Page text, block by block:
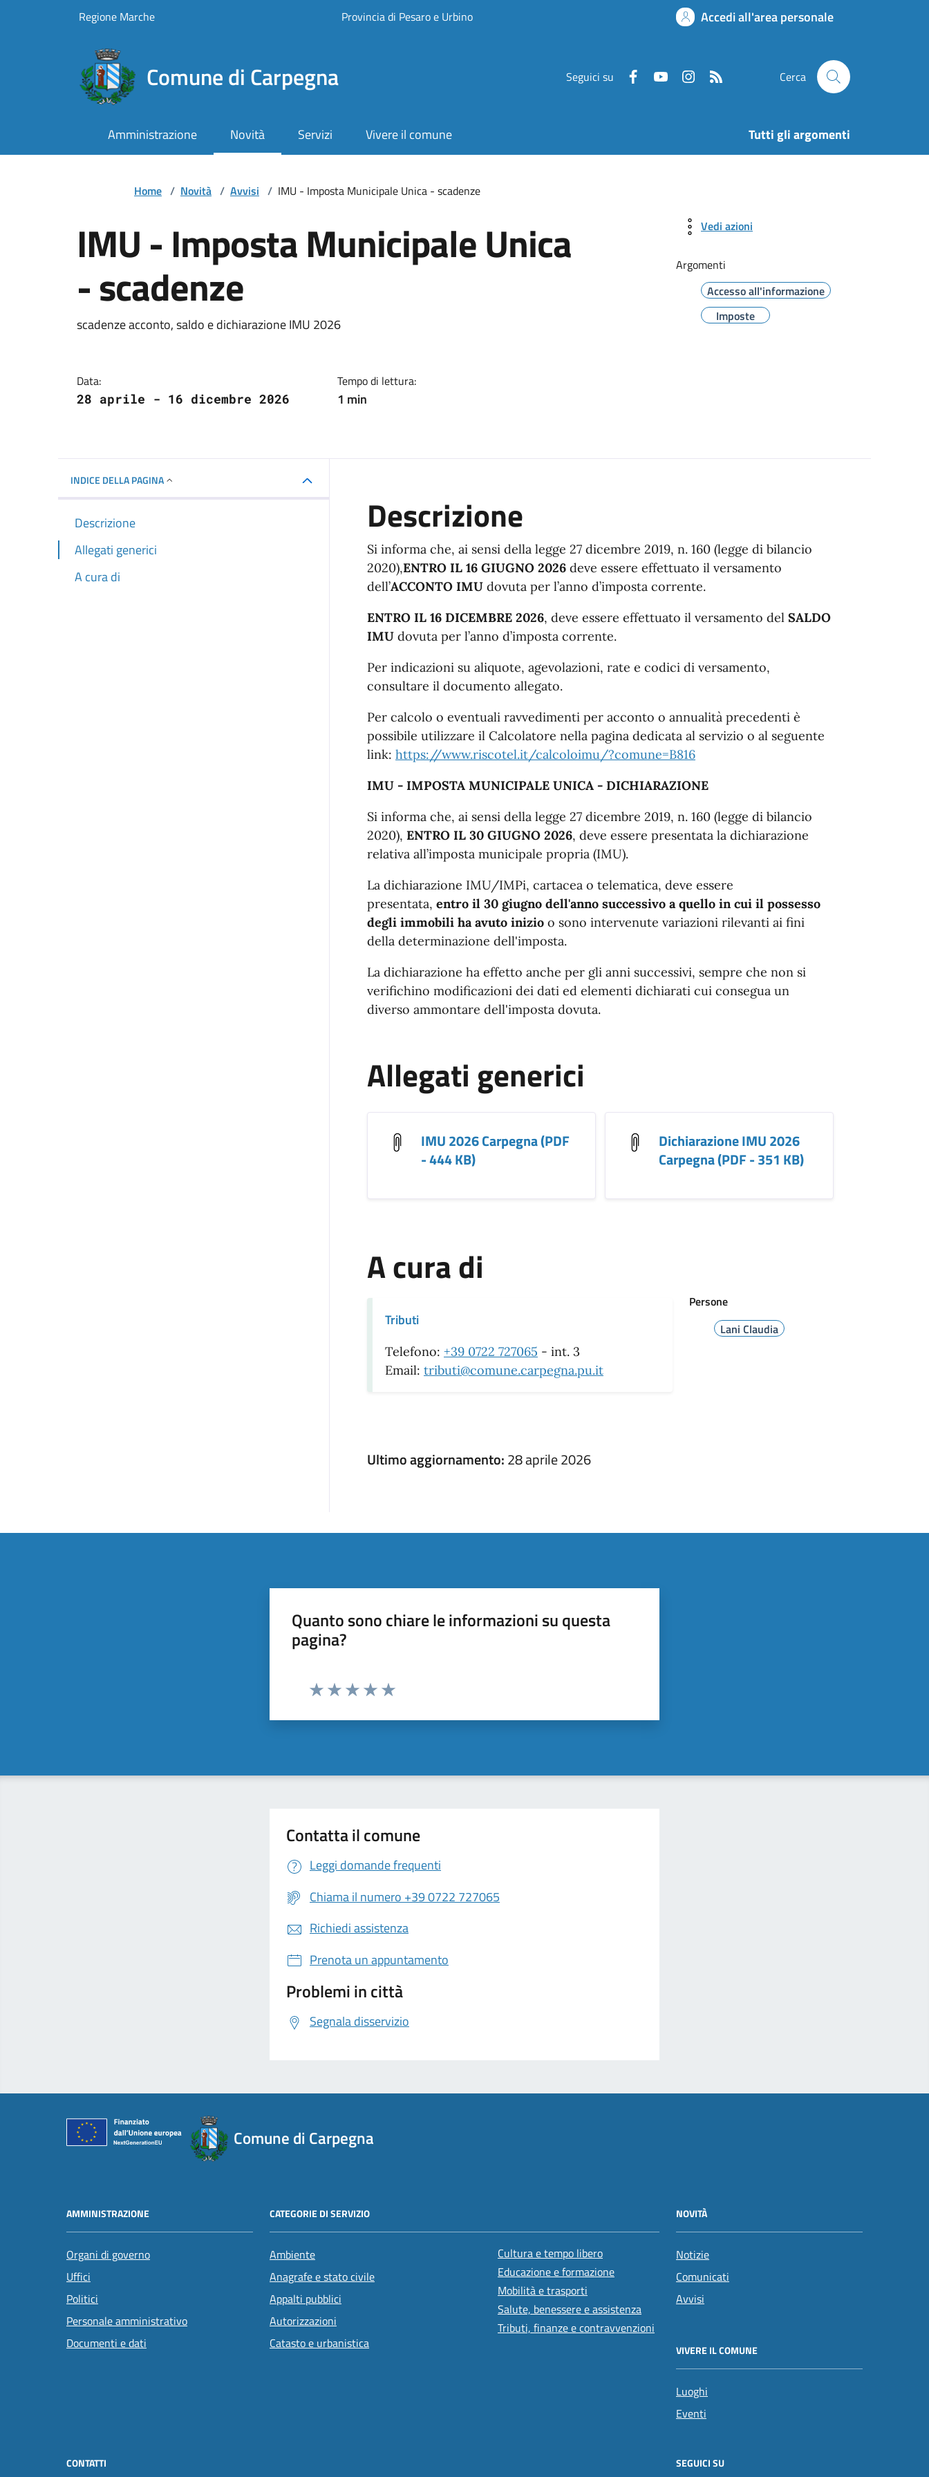
Vai ai contenutiRegione Marche Provincia di Pesaro e Urbino Accedi all'area personale
Comune di Carpegna Seguici su Cerca
Amministrazione Novità Servizi Vivere il comune Tutti gli argomenti
Home / Novità / Avvisi / IMU - Imposta Municipale Unica - scadenze
IMU - Imposta Municipale Unica
- scadenze
Dettagli della notizia
scadenze acconto, saldo e dichiarazione IMU 2026
Data:
28 aprile - 16 dicembre 2026
Tempo di lettura:
1 min
Vedi azioni
Argomenti
Accesso all'informazione
Imposte
INDICE DELLA PAGINA
Descrizione
Allegati generici
A cura di
Descrizione
Si informa che, ai sensi della legge 27 dicembre 2019, n. 160 (legge di bilancio
2020),ENTRO IL 16 GIUGNO 2026 deve essere effettuato il versamento
dell’ACCONTO IMU dovuta per l’anno d’imposta corrente.
ENTRO IL 16 DICEMBRE 2026, deve essere effettuato il versamento del SALDO
IMU dovuta per l’anno d’imposta corrente.
Per indicazioni su aliquote, agevolazioni, rate e codici di versamento,
consultare il documento allegato.
Per calcolo o eventuali ravvedimenti per acconto o annualità precedenti è
possibile utilizzare il Calcolatore nella pagina dedicata al servizio o al seguente
link: https://www.riscotel.it/calcoloimu/?comune=B816
IMU - IMPOSTA MUNICIPALE UNICA - DICHIARAZIONE
Si informa che, ai sensi della legge 27 dicembre 2019, n. 160 (legge di bilancio
2020), ENTRO IL 30 GIUGNO 2026, deve essere presentata la dichiarazione
relativa all’imposta municipale propria (IMU).
La dichiarazione IMU/IMPi, cartacea o telematica, deve essere
presentata, entro il 30 giugno dell'anno successivo a quello in cui il possesso
degli immobili ha avuto inizio o sono intervenute variazioni rilevanti ai fini
della determinazione dell'imposta.
La dichiarazione ha effetto anche per gli anni successivi, sempre che non si
verifichino modificazioni dei dati ed elementi dichiarati cui consegua un
diverso ammontare dell'imposta dovuta.
Allegati generici
IMU 2026 Carpegna (PDF
- 444 KB)
Dichiarazione IMU 2026
Carpegna (PDF - 351 KB)
A cura di
Tributi
Telefono: +39 0722 727065 - int. 3
Email: tributi@comune.carpegna.pu.it
Persone
Lani Claudia
Ultimo aggiornamento:28 aprile 2026
Quanto sono chiare le informazioni su questa
pagina?
Valuta da 1 a 5 stelle la pagina
Contatta il comune
Leggi domande frequenti
Chiama il numero +39 0722 727065
Richiedi assistenza
Prenota un appuntamento
Problemi in città
Segnala disservizio
Comune di Carpegna
AMMINISTRAZIONE
Organi di governo
Uffici
Politici
Personale amministrativo
Documenti e dati
CATEGORIE DI SERVIZIO
Ambiente
Anagrafe e stato civile
Appalti pubblici
Autorizzazioni
Catasto e urbanistica
Cultura e tempo libero
Educazione e formazione
Mobilità e trasporti
Salute, benessere e assistenza
Tributi, finanze e contravvenzioni
NOVITÀ
Notizie
Comunicati
Avvisi
VIVERE IL COMUNE
Luoghi
Eventi
CONTATTI SEGUICI SU